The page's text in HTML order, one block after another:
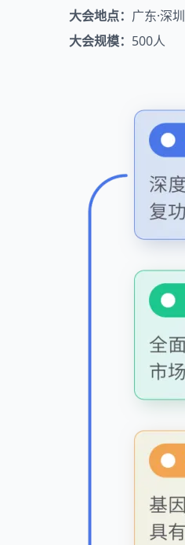
大会地点： 广东·深圳
大会规模： 500人